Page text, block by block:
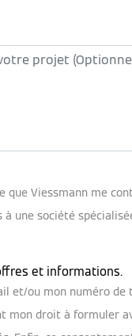
Viessmann me
une société
et informations.
et/ou mon numéro
mon droit à formuler